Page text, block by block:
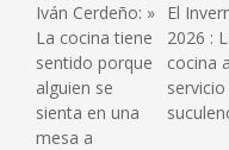
Iván Cerdeño: »
La cocina tiene
sentido porque
alguien se
sienta en una
mesa a
El
2026 :
cocina